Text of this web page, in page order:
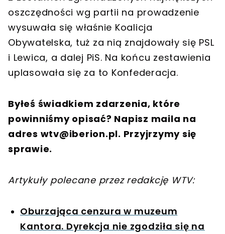
oszczędności wg partii na prowadzenie
wysuwała się właśnie Koalicja
Obywatelska, tuż za nią znajdowały się PSL
i Lewica, a dalej PiS. Na końcu zestawienia
uplasowała się za to Konfederacja.
Byłeś świadkiem zdarzenia, które
powinniśmy opisać? Napisz maila na
adres wtv@iberion.pl. Przyjrzymy się
sprawie.
Artykuły polecane przez redakcję WTV:
Oburzająca cenzura w muzeum
Kantora. Dyrekcja nie zgodziła się na